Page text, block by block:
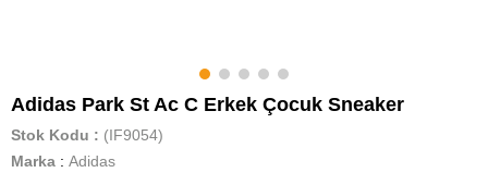
Adidas Park St Ac C Erkek Çocuk Sneaker
Stok Kodu
(IF9054)
Marka : Adidas